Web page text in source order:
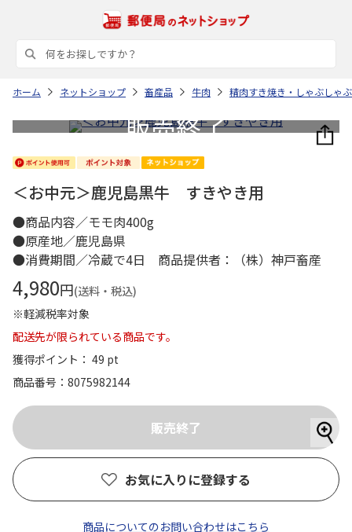
ホーム ネットショップ 畜産品 牛肉 精肉すき焼き・しゃぶしゃ
＜お中元＞鹿児島黒牛 すきやき用
●商品内容／モモ肉400g
●原産地／鹿児島県
●消費期間／冷蔵で4日 商品提供者：（株）神戸畜産
4,980円(送料・税込)
※軽減税率対象
配送先が限られている商品です。
獲得ポイント： 49 pt
商品番号
8075982144
お気に入りに登録する
商品についてのお問い合わせはこちら